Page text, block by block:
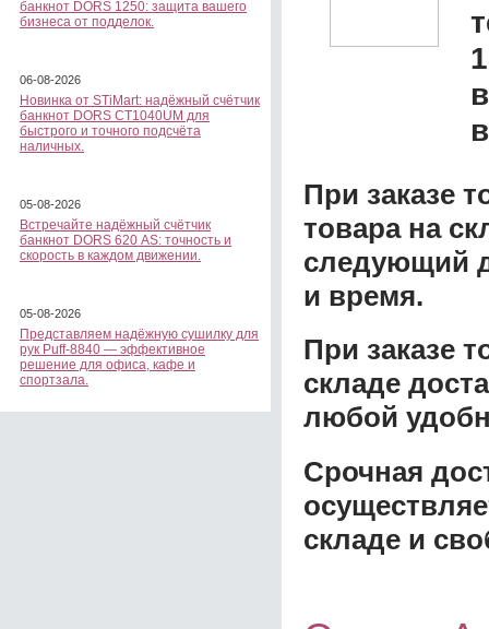
банкнот DORS 1250: защита вашего
бизнеса от подделок.
06-08-2026
Новинка от STiMart: надёжный счётчик
банкнот DORS CT1040UM для
быстрого и точного подсчёта
наличных.
05-08-2026
Встречайте надёжный счётчик
банкнот DORS 620 АS: точность и
скорость в каждом движении.
05-08-2026
Представляем надёжную сушилку для
рук Puff-8840 — эффективное
решение для офиса, кафе и
спортзала.
При заказе
товара на
следующий
и время.
При заказе
складе
любой
Срочная
складе и